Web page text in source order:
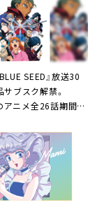
SEED』放送30
ブスク解禁。
ニメ全26話期間限